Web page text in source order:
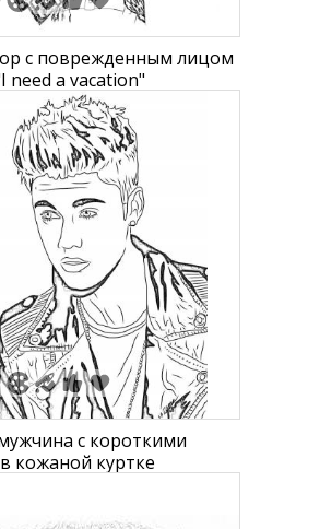
с поврежденным лицом
need a vacation"
с короткими
кожаной куртке